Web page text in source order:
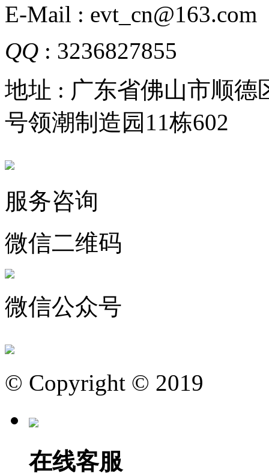
E-Mail : evt_cn@163.com
QQ : 3236827855
地址 : 广东省佛山市顺德
号领潮制造园11栋602
服务咨询
微信二维码
微信公众号
© Copyright © 2019
在线客服